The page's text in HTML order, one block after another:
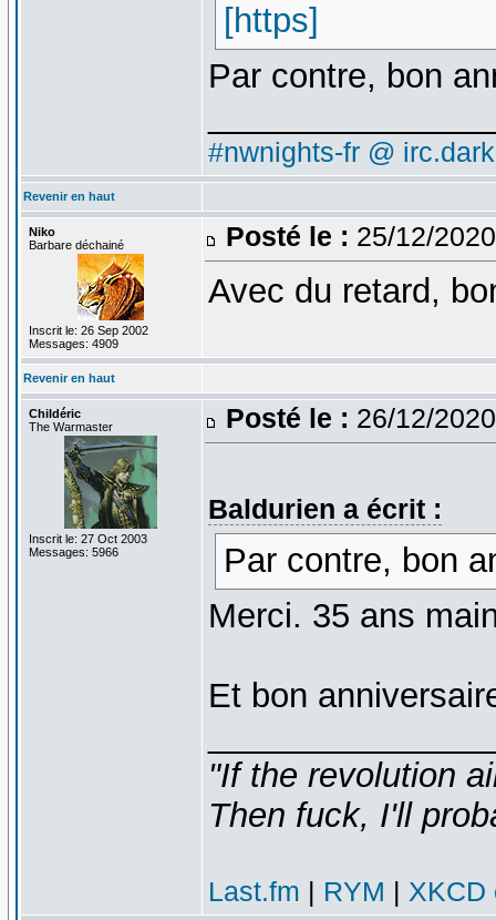
[https]
Par contre, bon
#nwnights-fr @
Revenir en haut
Niko
Barbare déchainé
Inscrit le: 26 Sep 2002
Messages: 4909
Posté le : 25/12/
Avec du retard,
Revenir en haut
Childéric
The Warmaster
Inscrit le: 27 Oct 2003
Messages: 5966
Posté le : 26/12/
Baldurien a écrit :
Par contre, bon
Merci. 35 ans
Et bon
"If the revolution
Then fuck, I'll
Last.fm | RYM | XKCD